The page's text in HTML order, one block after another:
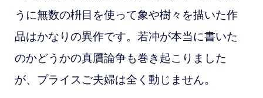
うに無数の枡目を使って象や樹々を描いた作
品はかなりの異作です。若冲が本当に書いた
のかどうかの真贋論争も巻き起こりました
が、プライスご夫婦は全く動じません。